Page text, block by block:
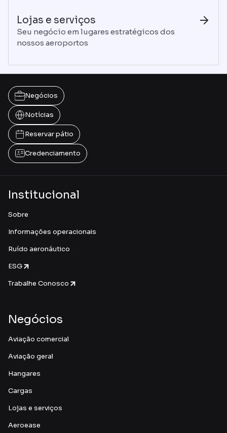
Lojas e serviços
Seu negócio em lugares estratégicos dos
nossos aeroportos
Negócios
Notícias
Reservar pátio
Credenciamento
Institucional
Sobre
Informações operacionais
Ruído aeronáutico
ESG
Trabalhe Conosco
Negócios
Aviação comercial
Aviação geral
Hangares
Cargas
Lojas e serviços
Aeroease